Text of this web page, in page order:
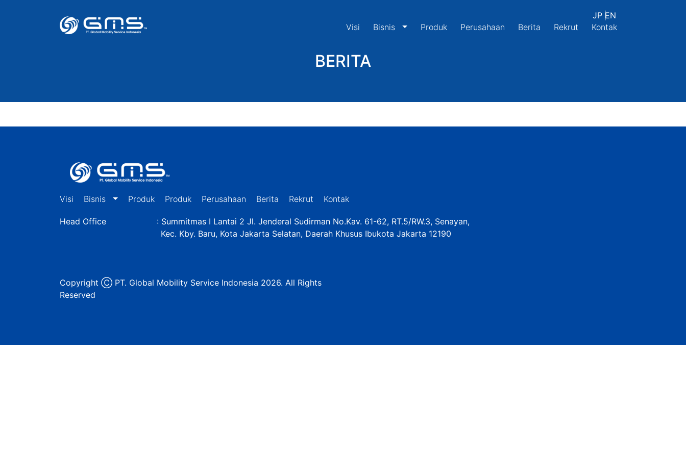
JP |EN
Visi
Bisnis Produk Perusahaan Berita Rekrut Kontak
BERITA
Visi Bisnis Produk Produk Perusahaan Berita Rekrut Kontak
Head Office
: Summitmas I Lantai 2 Jl. Jenderal Sudirman No.Kav. 61-62, RT.5/RW.3, Senayan,
Kec. Kby. Baru, Kota Jakarta Selatan, Daerah Khusus Ibukota Jakarta 12190
Copyright Ⓒ PT. Global Mobility Service Indonesia 2026. All Rights
Reserved